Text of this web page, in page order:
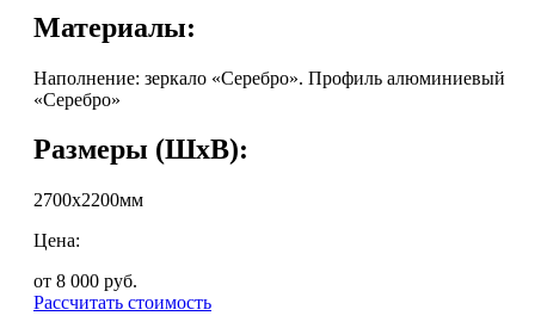
Материалы:
Наполнение: зеркало «Серебро». Профиль алюминиевый
«Серебро»
Размеры (ШхВ):
2700х2200мм
Цена:
от 8 000 руб.
Рассчитать стоимость